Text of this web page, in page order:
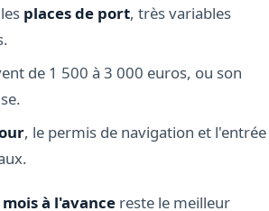
places de port, très variables
de 1 500 à 3 000 euros, ou son
, le permis de navigation et l'entrée
à l'avance reste le meilleur